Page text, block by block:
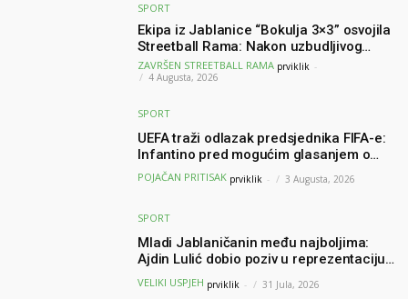
SPORT
Ekipa iz Jablanice “Bokulja 3×3” osvojila
Streetball Rama: Nakon uzbudljivog
finala poznati svi pobjednici turnira
ZAVRŠEN STREETBALL RAMA prviklik -
4 Augusta, 2026
SPORT
UEFA traži odlazak predsjednika FIFA-e:
Infantino pred mogućim glasanjem o
nepovjerenju
POJAČAN PRITISAK prviklik - 3 Augusta, 2026
SPORT
Mladi Jablaničanin među najboljima:
Ajdin Lulić dobio poziv u reprezentaciju
BiH – branit će boje BiH na Slovenia Ball
VELIKI USPJEH prviklik - 31 Jula, 2026